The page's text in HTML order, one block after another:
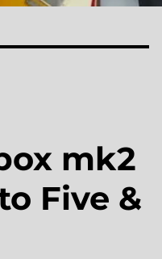
mk2
Five &